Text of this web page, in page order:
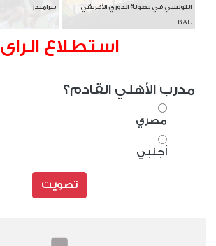
التونسي في بطولة الدوري الأفريقي
BAL
بيراميدز
استطلاع الراى
مدرب الأهلي القادم؟
مصري
أجنبي
تصويت